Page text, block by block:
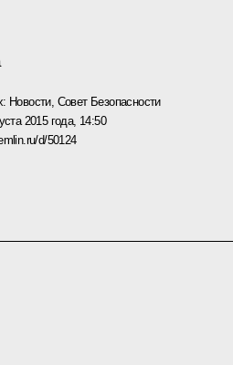
Новости, Совет Безопасности
2015 года, 14:50
d/50124